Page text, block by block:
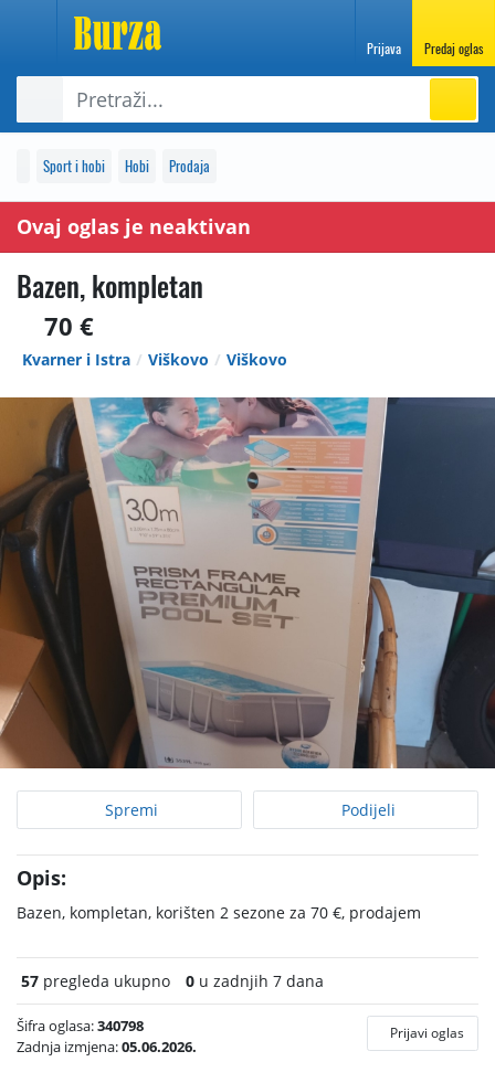
Prijava Predaj oglas
Sport i hobi Hobi Prodaja
Ovaj oglas je neaktivan
Bazen, kompletan
70 €
Kvarner i Istra Viškovo Viškovo
Spremi Podijeli
Opis:
Bazen, kompletan, korišten 2 sezone za 70 €, prodajem
57 pregleda ukupno 0 u zadnjih 7 dana
Šifra oglasa:340798
Zadnja izmjena:05.06.2026.
Prijavi oglas